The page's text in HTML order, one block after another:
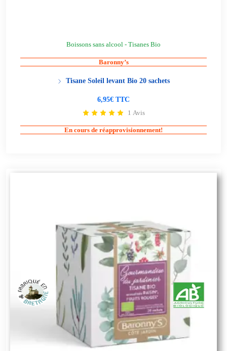
Boissons sans alcool - Tisanes Bio
Baronny’s
Tisane Soleil levant Bio 20 sachets
6,95€ TTC
1 Avis
En cours de réapprovisionnement!